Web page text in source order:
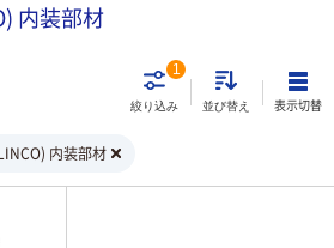
内装部材
絞り込み
1
並び替え 表示切替
内装部材